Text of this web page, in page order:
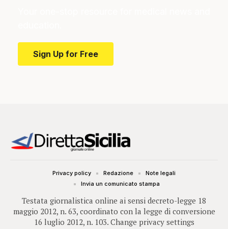
Sign Up for Free
Testata giornalistica online ai sensi decreto-legge 18
maggio 2012, n. 63, coordinato con la legge di conversione
16 luglio 2012, n. 103. Change privacy settings
Privacy policy Redazione
Note legali
Invia un comunicato stampa